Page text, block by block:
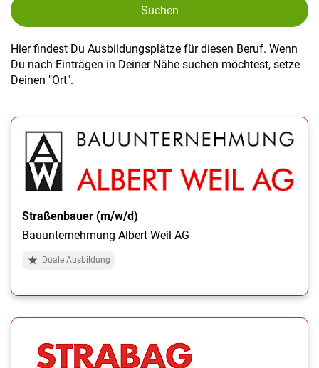
Suchen
Hier findest Du Ausbildungsplätze für diesen Beruf. Wenn
Du nach Einträgen in Deiner Nähe suchen möchtest, setze
Deinen "Ort".
Straßenbauer (m/w/d)
Bauunternehmung Albert Weil AG
Duale Ausbildung